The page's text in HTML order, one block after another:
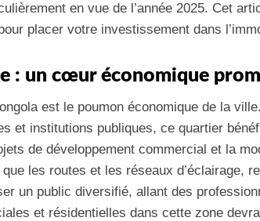
en vue de l’année 2025. Cet
placer votre investissement dans
: un cœur économique
est le poumon économique de la
et institutions publiques, ce quartier
de développement commercial et la
les routes et les réseaux d’éclairage,
un public diversifié, allant des
et résidentielles dans cette zone